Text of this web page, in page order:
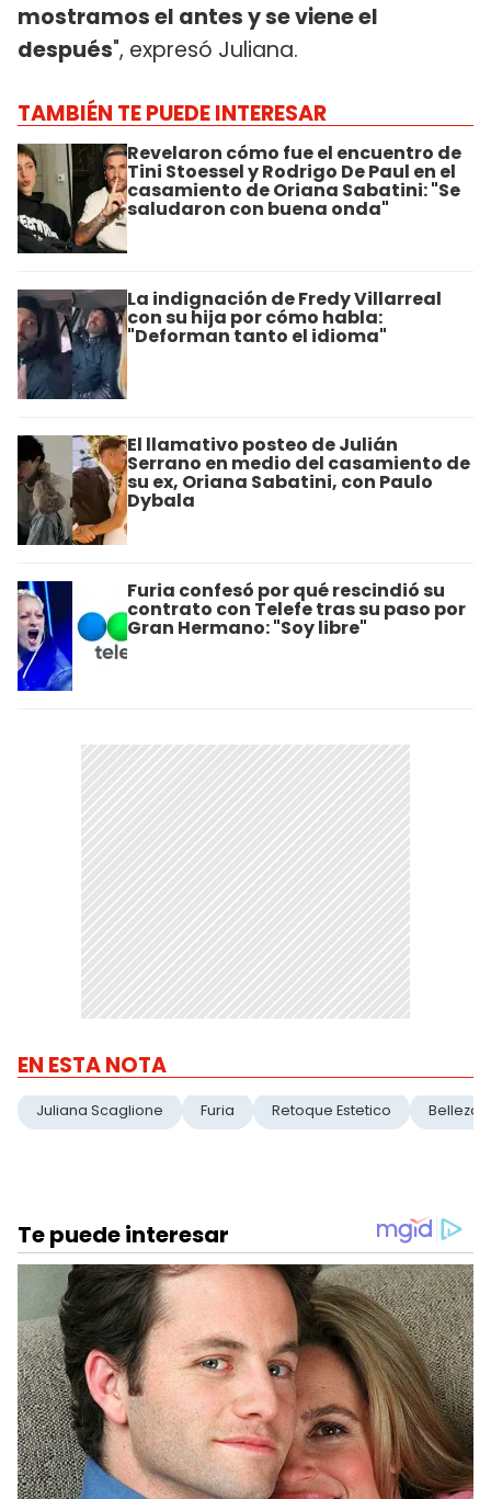
mostramos el antes y se viene el
después", expresó Juliana.
TAMBIÉN TE PUEDE INTERESAR
Revelaron cómo fue el encuentro de
Tini Stoessel y Rodrigo De Paul en el
casamiento de Oriana Sabatini: "Se
saludaron con buena onda"
La indignación de Fredy Villarreal
con su hija por cómo habla:
"Deforman tanto el idioma"
El llamativo posteo de Julián
Serrano en medio del casamiento de
su ex, Oriana Sabatini, con Paulo
Dybala
Furia confesó por qué rescindió su
contrato con Telefe tras su paso por
Gran Hermano: "Soy libre"
EN ESTA NOTA
Juliana Scaglione Furia Retoque Estetico Belleza